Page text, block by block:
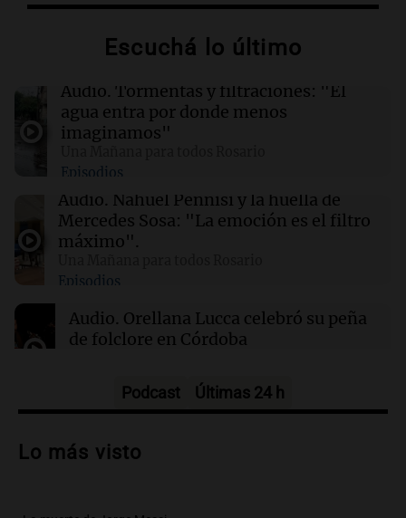
Más de 1.300 vuelos cancelados en Shanghái
02:03 Tecnología
Airbnb acelera el lanzamiento de funciones
gracias a la inteligencia artificial en su
búsqueda
01:49 Mundo
El Pentágono solicita a la industria de defensa
un aumento en la producción de armas
01:31 Ciencia
Reducir alimentos dulces no disminuye
antojos ni mejora la salud, según estudio
Escuchá lo último
Audio. Tormentas y filtraciones: "El
agua entra por donde menos
imaginamos"
Episodios
Audio. Nahuel Pennisi y la huella de
Mercedes Sosa: "La emoción es el filtro
máximo".
Episodios
Audio. Orellana Lucca celebró su peña
de folclore en Córdoba
Audio.Trágico accidente en Mendoza:
vehículos desde un puente
Podcast Últimas 24 h
Lo más visto